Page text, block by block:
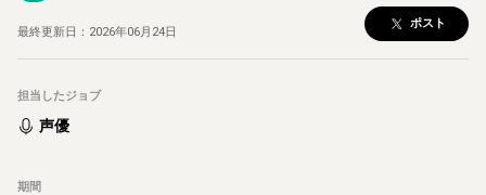
最終更新日： 2026年06月24日
ポスト
担当したジョブ
声優
期間